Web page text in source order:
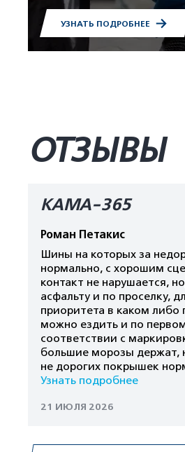
УЗНАТЬ ПОДРОБНЕЕ
ОТЗЫВЫ
КАМА-365
Роман Петакис
Шины на которых за
нормально, с хорошим
контакт не нарушается,
асфальту и по проселку,
приоритета в каком
можно ездить и по
соответствии с
большие морозы держат,
не дорогих покрышек
Узнать подробнее
21 ИЮЛЯ 2026